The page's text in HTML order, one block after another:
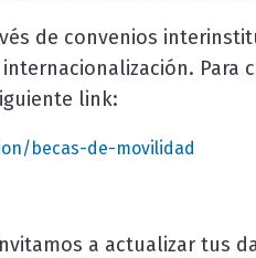
de convenios
Para
link:
becas-de-movilidad
a actualizar tus